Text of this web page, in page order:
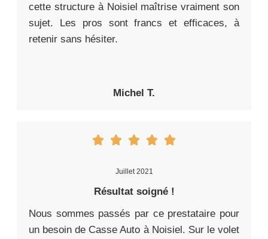
cette structure à Noisiel maîtrise vraiment son
sujet. Les pros sont francs et efficaces, à
retenir sans hésiter.
Michel T.
Juillet 2021
Résultat soigné !
Nous sommes passés par ce prestataire pour
un besoin de Casse Auto à Noisiel. Sur le volet